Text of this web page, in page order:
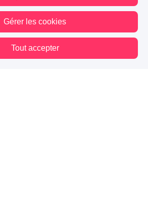
Gérer les cookies
Tout accepter